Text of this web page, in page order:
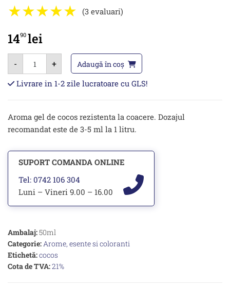
(3 evaluari)
1490 lei
-
Cantitate
Aroma
gel
de
Cocos
+ Adaugă în coș
Livrare in 1-2 zile lucratoare cu GLS!
Aroma gel de cocos rezistenta la coacere. Dozajul
recomandat este de 3-5 ml la 1 litru.
SUPORT COMANDA ONLINE
Tel: 0742 106 304
Luni – Vineri 9.00 – 16.00
Ambalaj:50ml
Categorie:Arome, esente si coloranti
Etichetă:cocos
Cota de TVA:21%